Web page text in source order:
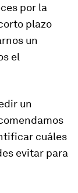
por la
plazo
un
el
un
cuáles
evitar para